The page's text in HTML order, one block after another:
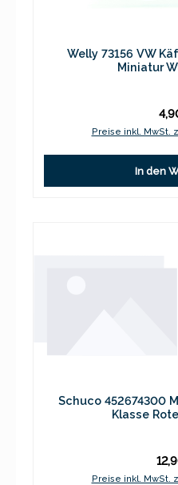
Welly 73156 VW
Miniatur
Preise inkl. MwSt.
In den
Schuco 452674300
Klasse
Preise inkl. MwSt.